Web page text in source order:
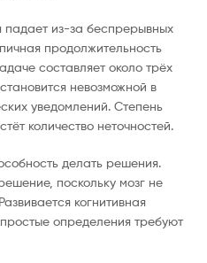
падает из-за беспрерывных
продолжительность
составляет около трёх
невозможной в
уведомлений. Степень
количество неточностей.
делать решения.
поскольку мозг не
когнитивная
определения требуют